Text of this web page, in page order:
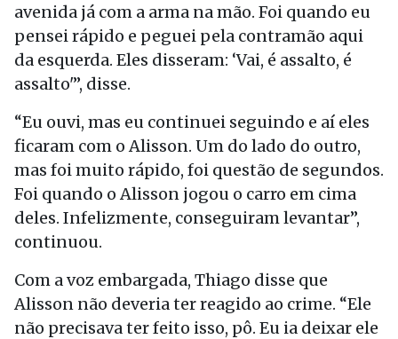
avenida já com a arma na mão. Foi quando eu
pensei rápido e peguei pela contramão aqui
da esquerda. Eles disseram: ‘Vai, é assalto, é
assalto'”, disse.
“Eu ouvi, mas eu continuei seguindo e aí eles
ficaram com o Alisson. Um do lado do outro,
mas foi muito rápido, foi questão de segundos.
Foi quando o Alisson jogou o carro em cima
deles. Infelizmente, conseguiram levantar”,
continuou.
Com a voz embargada, Thiago disse que
Alisson não deveria ter reagido ao crime. “Ele
não precisava ter feito isso, pô. Eu ia deixar ele